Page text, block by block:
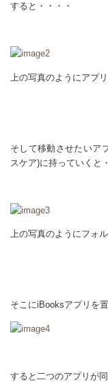
すると・・・・
上の写真のようにアプ
そして移動させたいア
スケア)に持っていくと
上の写真のようにフォル
そこにiBooksアプリを
すると二つのアプリが